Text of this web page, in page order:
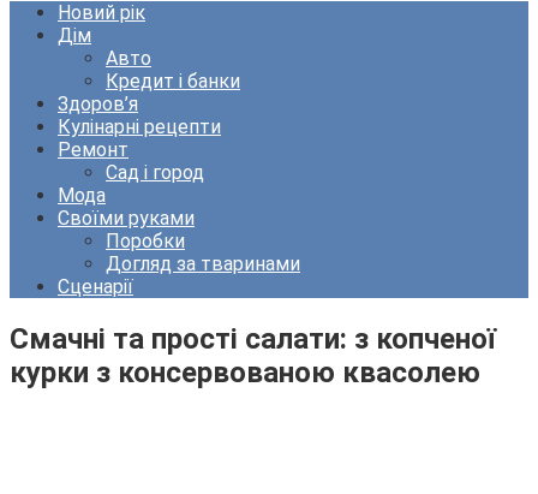
Новий рік
Дім
Авто
Кредит і банки
Здоров’я
Кулінарні рецепти
Ремонт
Сад і город
Мода
Своїми руками
Поробки
Догляд за тваринами
Сценарії
Смачні та прості салати: з копченої
курки з консервованою квасолею